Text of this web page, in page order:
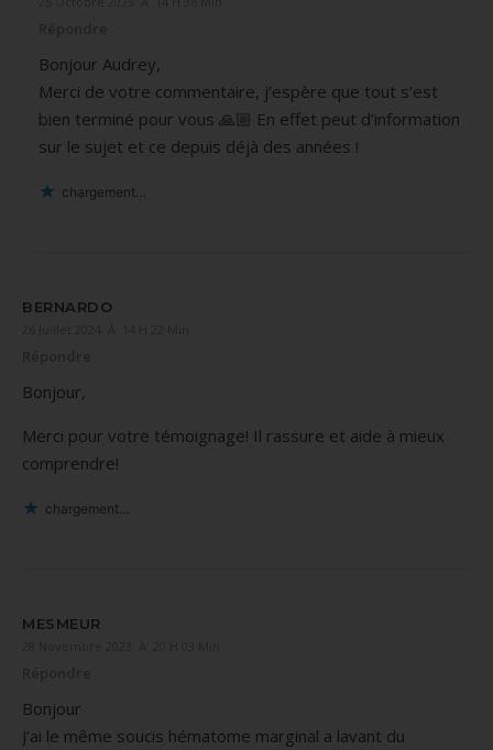
Bonjour Audrey,
Merci de votre commentaire, j’espère que tout s’est
bien terminé pour vous 🙏🏼 En effet peut d’information
sur le sujet et ce depuis déjà des années !
chargement…
BERNARDO
Bonjour,
Merci pour votre témoignage! Il rassure et aide à mieux
comprendre!
chargement…
MESMEUR
Bonjour
J’ai le même soucis hématome marginal a lavant du